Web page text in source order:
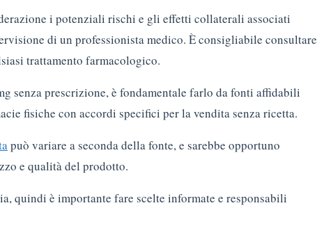
i potenziali rischi e gli effetti collaterali associati
di un professionista medico. È consigliabile consultare
trattamento farmacologico.
senza prescrizione, è fondamentale farlo da fonti affidabili
fisiche con accordi specifici per la vendita senza ricetta.
può variare a seconda della fonte, e sarebbe opportuno
e qualità del prodotto.
quindi è importante fare scelte informate e responsabili